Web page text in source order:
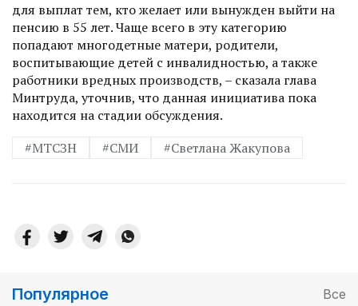
для выплат тем, кто желает или вынужден выйти на
пенсию в 55 лет. Чаще всего в эту категорию
попадают многодетные матери, родители,
воспитывающие детей с инвалидностью, а также
работники вредных производств, – сказала глава
Минтруда, уточнив, что данная инициатива пока
находится на стадии обсуждения.
#МТСЗН
#СМИ #Светлана Жакупова
Популярное Все